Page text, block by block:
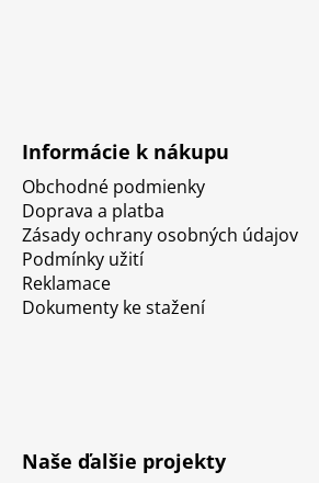
Informácie k nákupu
Obchodné podmienky
Doprava a platba
Zásady ochrany osobných údajov
Podmínky užití
Reklamace
Dokumenty ke stažení
Naše ďalšie projekty